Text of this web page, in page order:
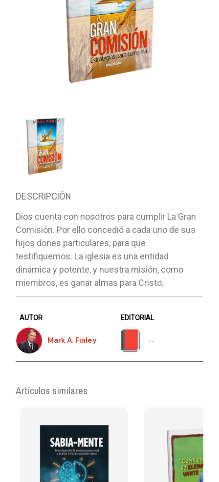
DESCRIPCIÓN
Dios cuenta con nosotros para cumplir La Gran
Comisión. Por ello concedió a cada uno de sus
hijos dones particulares, para que
testifiquemos. La iglesia es una entidad
dinámica y potente, y nuestra misión, como
miembros, es ganar almas para Cristo.
AUTOR
Mark A. Finley
EDITORIAL
--
Artículos similares